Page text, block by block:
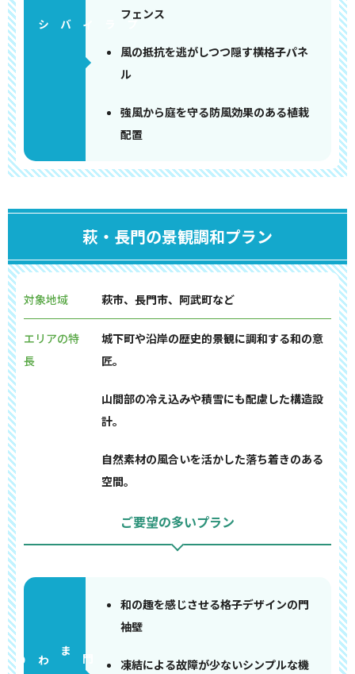
フェンス
風の抵抗を逃がしつつ隠す横格子パネ
ル
強風から庭を守る防風効果のある植栽
配置
萩・長門の景観調和プラン
対象地域 萩市、長門市、阿武町など
エリアの特
長
城下町や沿岸の歴史的景観に調和する和の意
匠。
山間部の冷え込みや積雪にも配慮した構造設
計。
自然素材の風合いを活かした落ち着きのある
空間。
ご要望の多いプラン
門まわり
和の趣を感じさせる格子デザインの門
袖壁
凍結による故障が少ないシンプルな機